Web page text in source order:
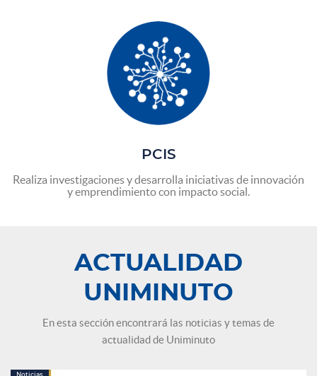
PCIS
Realiza investigaciones y desarrolla iniciativas de innovación
y emprendimiento con impacto social.
ACTUALIDAD
UNIMINUTO
En esta sección encontrará las noticias y temas de
actualidad de Uniminuto
Noticias